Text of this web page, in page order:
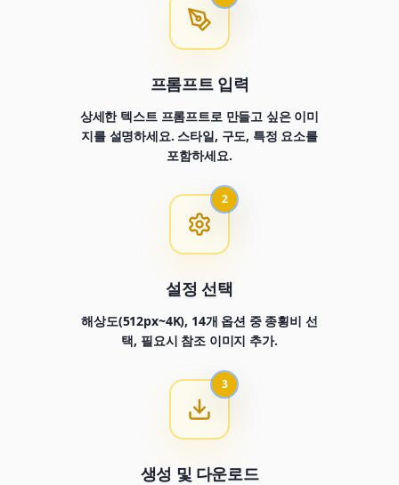
프롬프트 입력
상세한 텍스트 프롬프트로 만들고 싶은 이미
지를 설명하세요. 스타일, 구도, 특정 요소를
포함하세요.
2
설정 선택
해상도(512px~4K), 14개 옵션 중 종횡비 선
택, 필요시 참조 이미지 추가.
3
생성 및 다운로드